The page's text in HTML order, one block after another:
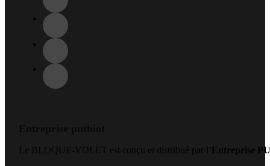
Le BLOQUE-VOLET est conçu et distribué par l’ Entreprise